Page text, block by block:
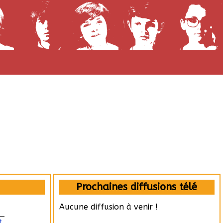
Prochaines diffusions télé
Aucune diffusion à venir !